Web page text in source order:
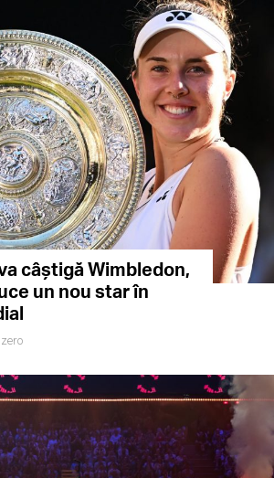
câștigă Wimbledon,
un nou star în